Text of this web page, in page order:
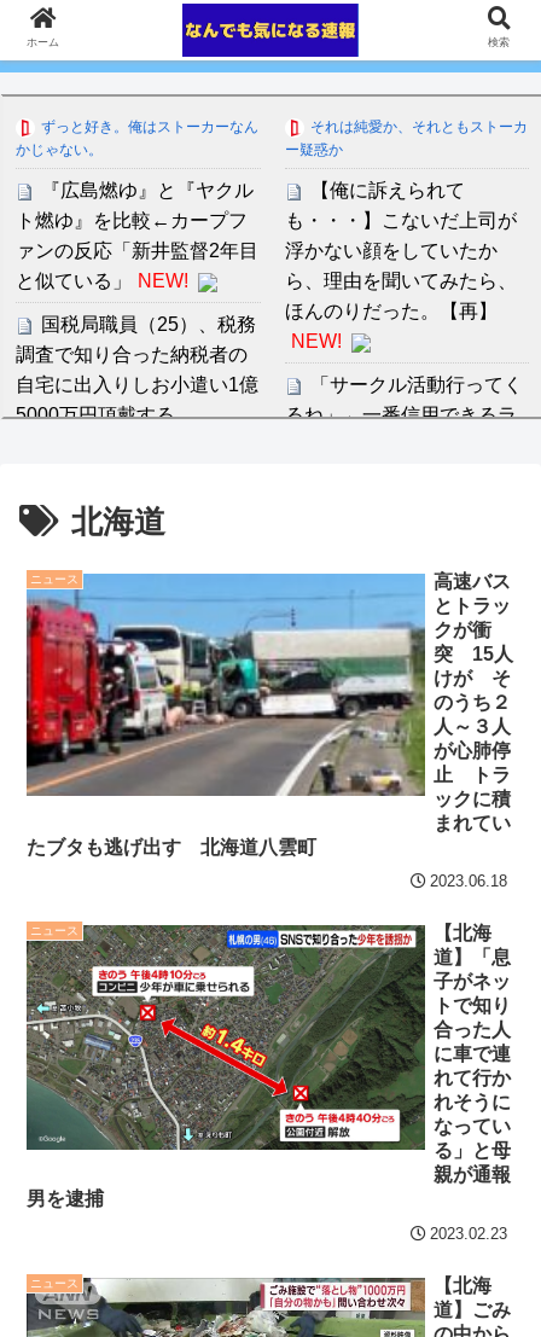
ずっと好き。俺はストーカーなん
かじゃない。
『広島燃ゆ』と『ヤクル
ト燃ゆ』を比較←カープフ
ァンの反応「新井監督2年目
と似ている」
NEW!
国税局職員（25）、税務
調査で知り合った納税者の
自宅に出入りしお小遣い1億
5000万円頂戴する
しまったが、相手方が「私
金を包んで頭を下げに来て
も応じず、晩年まで離婚に
応じなかった親戚の話
→「一生復讐... NEW!
ＮＨＫが映らないテレビ
で料金は不当と主張してい
た主婦の裁判が……
【阪神】佐藤輝明、高橋
クレバテスⅡ-魔獣の王と
偽りの勇者伝承- 第4話 感
想：敵を探すよりトアの書
を餌に誘き出す作戦！
【画像】発達障害の子ど
もはこの絵の意味がすぐに
は采配に辛辣「おそろしい
内容の後半」「今日の森保
それは純愛か、それともストーカ
ー疑惑か
【俺に訴えられて
も・・・】こないだ上司が
浮かない顔をしていたか
ら、理由を聞いてみたら、
ほんのりだった。【再】
NEW!
「サークル活動行ってく
るね」←一番信用できるラ
セ・リーグ出塁回数ラン
キング 直近3週間｜2026年
8/3まで
【地獄のような聴聞会】
Ｗ杯１次Ｌ敗退の韓国 議員
が「なぜ負けたのか？」ソ
ン・フンミン先発落ちは
すまん熊本やがコンビニ
に食品も水もない
ディズニーが「大課金時
代」に突入！アトラクショ
ンパスがどれもこれも1500
円の課金チケに
海外「日本よ、お前がナ
ンバーワンだ」 熊本地震直
後の日本の対応のスピード
マ『ラムネモンキー』 トレ
2/25(水)
北海道
ニュース
高速バス
とトラッ
クが衝
突 15人
けが そ
のうち２
人～３人
が心肺停
止 トラ
ックに積
まれてい
たブタも逃げ出す 北海道八雲町
2023.06.18
ニュース
【北海
道】「息
子がネッ
トで知り
合った人
に車で連
れて行か
れそうに
なってい
る」と母
親が通報
男を逮捕
2023.02.23
ニュース
【北海
道】ごみ
ホーム 検索